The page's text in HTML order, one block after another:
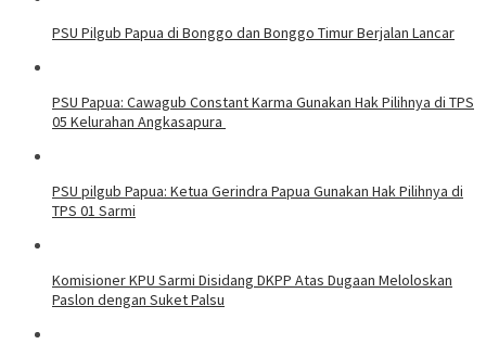
PSU Pilgub Papua di Bonggo dan Bonggo Timur Berjalan Lancar
PSU Papua: Cawagub Constant Karma Gunakan Hak Pilihnya di TPS
05 Kelurahan Angkasapura
PSU pilgub Papua: Ketua Gerindra Papua Gunakan Hak Pilihnya di
TPS 01 Sarmi
Komisioner KPU Sarmi Disidang DKPP Atas Dugaan Meloloskan
Paslon dengan Suket Palsu